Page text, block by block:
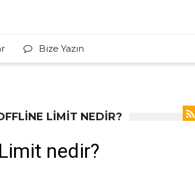
Bize Yazın
LIMIT NEDIR?
nedir?